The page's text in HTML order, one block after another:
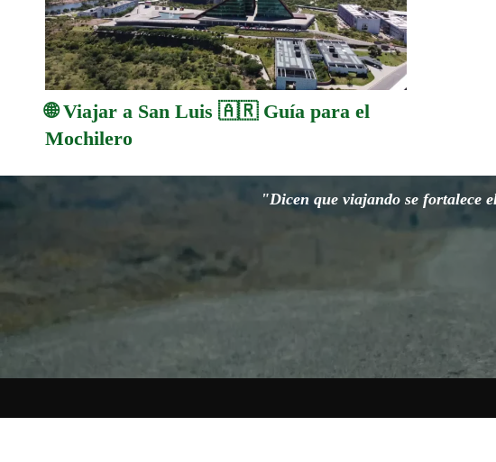
🌐 Viajar a San Luis 🇦🇷 Guía para el
Mochilero
"Dicen que viajando se fortalece